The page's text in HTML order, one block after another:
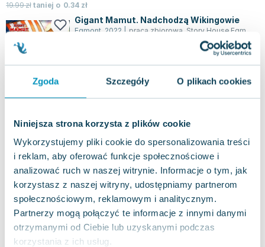
Zgoda Szczegóły O plikach cookies
Niniejsza strona korzysta z plików cookie
Wykorzystujemy pliki cookie do spersonalizowania treści
i reklam, aby oferować funkcje społecznościowe i
analizować ruch w naszej witrynie. Informacje o tym, jak
korzystasz z naszej witryny, udostępniamy partnerom
społecznościowym, reklamowym i analitycznym.
Partnerzy mogą połączyć te informacje z innymi danymi
otrzymanymi od Ciebie lub uzyskanymi podczas
korzystania z ich usług.
19.99złtaniej o 0.34 zł
Gigant Mamut. Nadchodzą Wikingowie
Egmont 2022 | praca zbiorowa Story House Egmont
Nie wszyscy wikingowie słynęli z odwagi i
bojowego ducha. Wśród nich był taki, który
0.0
Miękka Pakujemy dzisiaj
30.09zł widoczne ślady używania Do koszyka
Smerf, który miał dość pożyczania swoich
rzeczy. Smerfy i świat emocji
2023 Antonello Dalena
Dwunasty tom popularnej serii o Smerfach został
stworzony z myślą o wspieraniu dzieci w
pokonywaniu ich lęków. Każdy z albumów ofe...
0.0